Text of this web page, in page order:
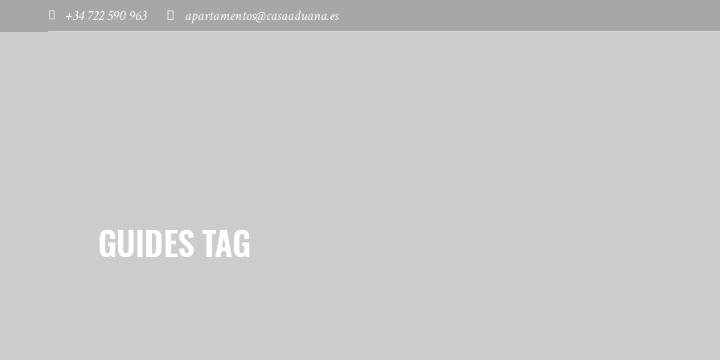
+34 722 590 963 apartamentos@casaaduana.es
GUIDES TAG